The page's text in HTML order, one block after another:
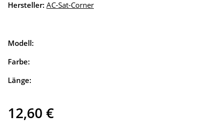
Hersteller: AC-Sat-Corner
Modell:
Farbe:
Länge:
12,60 €